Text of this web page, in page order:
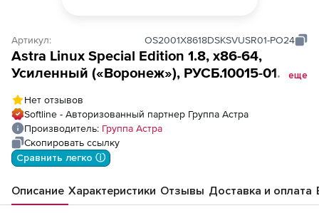
Артикул: OS2001Х8618DSKSVUSR01-PO24
Astra Linux Special Edition 1.8, х86-64,
Усиленный («Воронеж»), РУСБ.10015-01
виртуализации серверной ALSE на
физ.сервере до 2 сокетов, на срок
действия исключительного права, с
вкл.обновлениями Тип 2 на 24 мес
еще
Нет отзывов
Softline - Авторизованный партнер Группа Астра
Производитель: Группа Астра
Скопировать ссылку
Сравнить легко ⓘ
Описание Характеристики Отзывы Доставка и оплата